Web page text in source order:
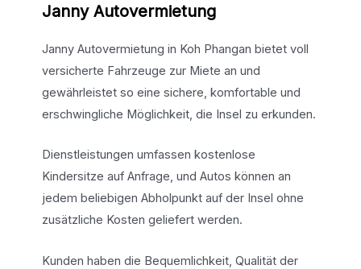
Janny Autovermietung
Janny Autovermietung in Koh Phangan bietet voll
versicherte Fahrzeuge zur Miete an und
gewährleistet so eine sichere, komfortable und
erschwingliche Möglichkeit, die Insel zu erkunden.
Dienstleistungen umfassen kostenlose
Kindersitze auf Anfrage, und Autos können an
jedem beliebigen Abholpunkt auf der Insel ohne
zusätzliche Kosten geliefert werden.
Kunden haben die Bequemlichkeit, Qualität der